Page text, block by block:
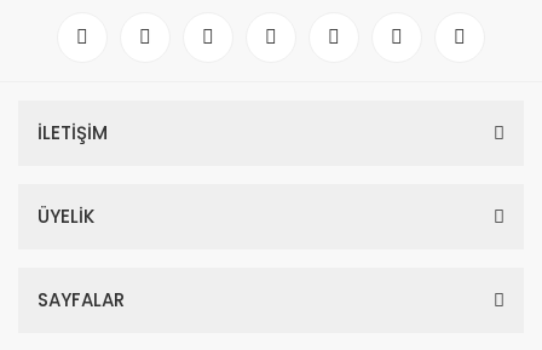
İLETİŞİM
ÜYELİK
SAYFALAR